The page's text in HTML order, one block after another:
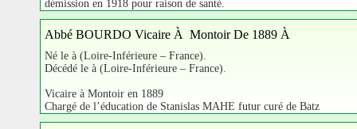
démission en 1918 pour raison de santé.
Abbé BOURDO Vicaire À Montoir De 1889 À
Né le à (Loire-Inférieure – France).
Décédé le à (Loire-Inférieure – France).
Vicaire à Montoir en 1889
Chargé de l’éducation de Stanislas MAHE futur curé de Batz